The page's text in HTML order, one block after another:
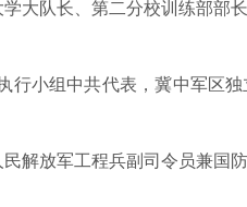
大队长、第二分校训练部部
小组中共代表，冀中军区
解放军工程兵副司令员兼国